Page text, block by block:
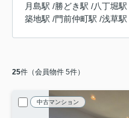
月島駅 /勝どき駅 /八丁堀駅
築地駅 /門前仲町駅 /浅草駅
25件（会員物件 5件）
中古マンション